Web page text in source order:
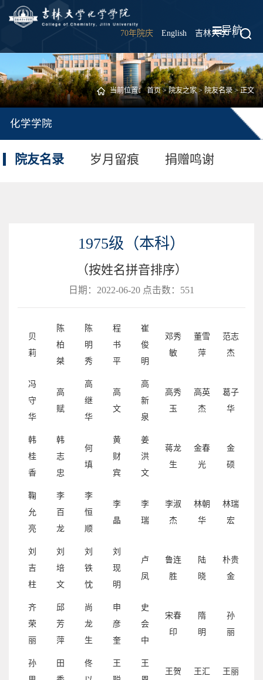
70年院庆 English 吉林大学 |
导航
当前位置：首页>院友之家>院友名录> 正文
化学学院
院友名录 岁月留痕 捐赠鸣谢
1975级（本科）
（按姓名拼音排序）
日期：2022-06-20 点击数： 551
贝
莉
陈
柏
桀
陈
明
秀
程
书
平
崔
俊
明
邓秀
敏
董雪
萍
范志
杰
冯
守
华
高
赋
高
继
华
高
文
高
新
泉
高秀
玉
高英
杰
葛子
华
韩
桂
香
韩
志
忠
何
填
黄
财
宾
姜
洪
文
蒋龙
生
金春
光
金
硕
鞠
允
亮
李
百
龙
李
恒
顺
李
晶
李
瑞
李淑
杰
林朝
华
林瑞
宏
刘
吉
柱
刘
培
文
刘
铁
忱
刘
现
明
卢
凤
鲁连
胜
陆
晓
朴贵
金
齐
荣
丽
邱
芳
萍
尚
龙
生
申
彦
奎
史
会
中
宋春
印
隋
明
孙
丽
孙
田
佟
王
王
王贺
王汇
王丽